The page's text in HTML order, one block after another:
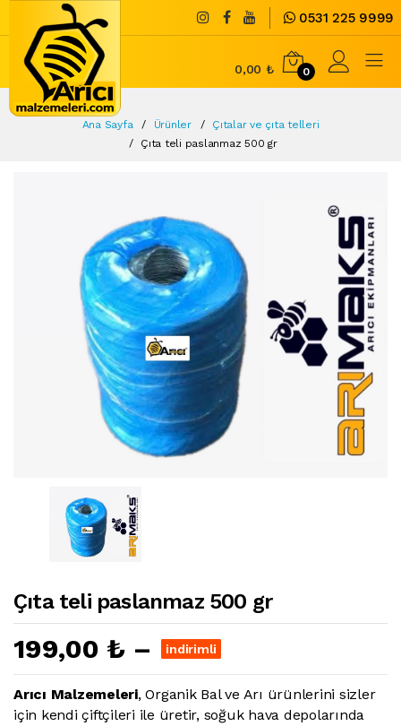
0531 225 9999
0,00 ₺ 0
Ana Sayfa Ürünler
Çıtalar ve çıta telleri
Çıta teli paslanmaz 500 gr
Çıta teli paslanmaz 500 gr
199,00 ₺ – indirimli
Arıcı Malzemeleri, Organik Bal ve Arı ürünlerini sizler
için kendi çiftçileri ile üretir, soğuk hava depolarında